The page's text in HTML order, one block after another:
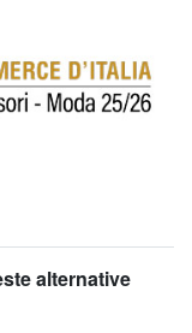
alternative